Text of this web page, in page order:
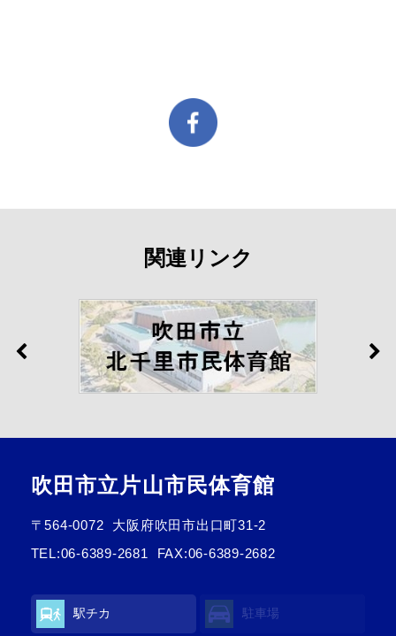
関連リンク
吹田市立片山市民体育館
〒564-0072
大阪府吹田市出口町31-2
TEL:06-6389-2681 FAX:06-6389-2682
駅チカ 駐車場